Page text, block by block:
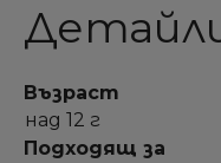
Възраст
над 12 г
Подходящ за